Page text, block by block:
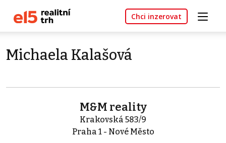
Chci inzerovat
Michaela Kalašová
M&M reality
Krakovská 583/9
Praha 1 - Nové Město